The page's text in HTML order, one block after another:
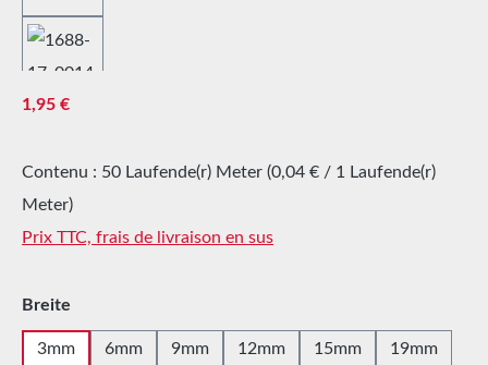
Prix régulier :
1,95 €
Contenu : 50 Laufende(r) Meter (0,04 € / 1 Laufende(r)
Meter)
Prix TTC, frais de livraison en sus
Sélectionnez
Breite
3mm 6mm 9mm 12mm 15mm 19mm